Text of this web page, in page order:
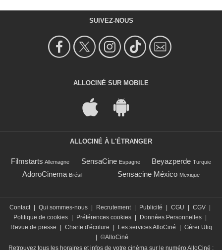
SUIVEZ-NOUS
ALLOCINÉ SUR MOBILE
ALLOCINÉ À L'ÉTRANGER
Filmstarts Allemagne SensaCine Espagne Beyazperde Turquie
AdoroCinema Brésil Sensacine México Mexique
Contact Qui sommes-nous Recrutement Publicité CGU CGV
Politique de cookies
Préférences cookies Données Personnelles
Revue de presse
Charte d'écriture Les services AlloCiné
Gérer Utiq
©AlloCiné
Retrouvez tous les horaires et infos de votre cinéma sur le numéro AlloCiné :